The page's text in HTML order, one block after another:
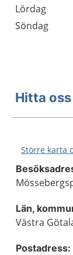
Lördag
Söndag
Hitta oss
Större karta
Län,
Västra
Postadress: